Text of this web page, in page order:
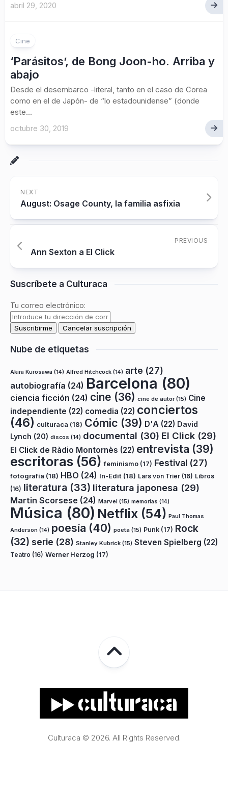
abril 29, 2020
Cine
‘Parásitos’, de Bong Joon-ho. Arriba y
abajo
Desde el desembarco -literal, tanto en el caso de Corea
como en el de Japón- de “lo estadounidense” (donde
este...
octubre 30, 2019
NEXT
August: Osage County, la familia asfixia
PREVIOUS
Ann Sexton a El Click
Suscríbete a Culturaca
Tu correo electrónico:
Nube de etiquetas
Akira Kurosawa (14) Alfred Hitchcock (14) arte (27)
autobiografía (24) Barcelona (80)
ciencia ficción (24) cine (36) cine de autor(15) Cine
independiente (22) comedia (22) conciertos
(46) culturaca (18) Cómic (39) D'A (22) David
Lynch (20) discos (14) documental (30) El Click (29)
El Click de Ràdio Montornès (22) entrevista (39)
escritoras (56) feminismo (17) Festival (27)
fotografía (18) HBO (24) In-Edit (18) Lars von Trier (16) Libros
(16) literatura (33) literatura japonesa (29)
Martin Scorsese (24) Marvel (15) memorias (14)
Música (80) Netflix (54) Paul Thomas
Anderson (14) poesía (40) poeta (15) Punk (17) Rock
(32) serie (28) Stanley Kubrick (15) Steven Spielberg (22)
Teatro (16) Werner Herzog (17)
Culturaca © 2026. All Rights Reserved.